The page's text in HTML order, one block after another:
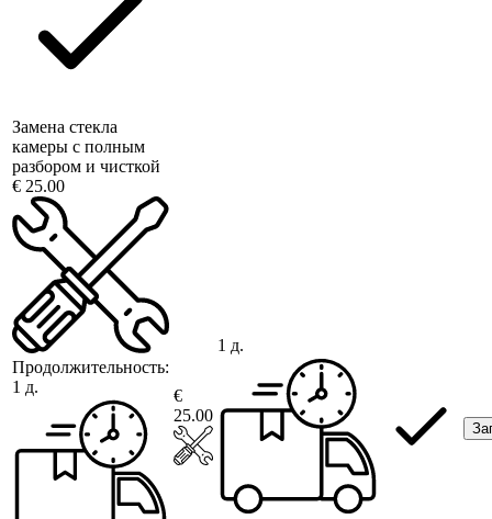
Замена стекла
камеры с полным
разбором и чисткой
€ 25.00
Продолжительность:
1 д.
€
25.00
1 д.